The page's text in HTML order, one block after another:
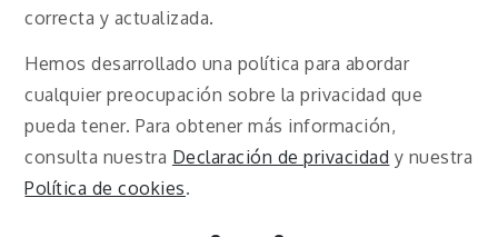
correcta y actualizada.
Hemos desarrollado una política para abordar
cualquier preocupación sobre la privacidad que
pueda tener. Para obtener más información,
consulta nuestra Declaración de privacidad y nuestra
Política de cookies.